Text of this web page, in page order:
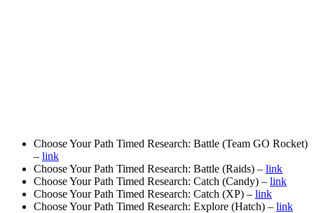
Choose Your Path Timed Research: Battle (Team GO Rocket)
– link
Choose Your Path Timed Research: Battle (Raids) – link
Choose Your Path Timed Research: Catch (Candy) – link
Choose Your Path Timed Research: Catch (XP) – link
Choose Your Path Timed Research: Explore (Hatch) – link